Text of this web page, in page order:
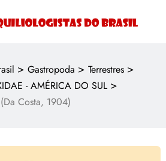
> Gastropoda > Terrestres >
- AMÉRICA DO SUL >
(Da Costa, 1904)